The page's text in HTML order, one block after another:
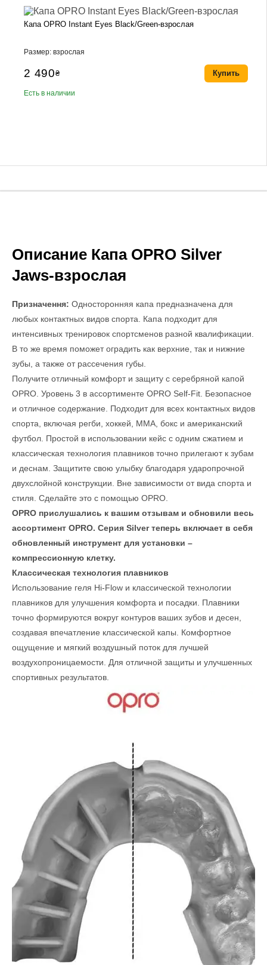
Капа OPRO Instant Eyes Black/Green-взрослая
Размер: взрослая
2 490₴
Есть в наличии
Купить
Описание Капа OPRO Silver
Jaws-взрослая
Призначення: Односторонняя капа предназначена для
любых контактных видов спорта. Капа подходит для
интенсивных тренировок спортсменов разной квалификации.
В то же время поможет оградить как верхние, так и нижние
зубы, а также от рассечения губы.
Получите отличный комфорт и защиту с серебряной капой
OPRO. Уровень 3 в ассортименте OPRO Self-Fit. Безопасное
и отличное содержание. Подходит для всех контактных видов
спорта, включая регби, хоккей, ММА, бокс и американский
футбол. Простой в использовании кейс с одним сжатием и
классическая технология плавников точно прилегают к зубам
и деснам. Защитите свою улыбку благодаря ударопрочной
двухслойной конструкции. Вне зависимости от вида спорта и
стиля. Сделайте это с помощью OPRO.
OPRO прислушались к вашим отзывам и обновили весь
ассортимент OPRO. Серия Silver теперь включает в себя
обновленный инструмент для установки –
компрессионную клетку.
Классическая технология плавников
Использование геля Hi-Flow и классической технологии
плавников для улучшения комфорта и посадки. Плавники
точно формируются вокруг контуров ваших зубов и десен,
создавая впечатление классической капы. Комфортное
ощущение и мягкий воздушный поток для лучшей
воздухопроницаемости. Для отличной защиты и улучшенных
спортивных результатов.